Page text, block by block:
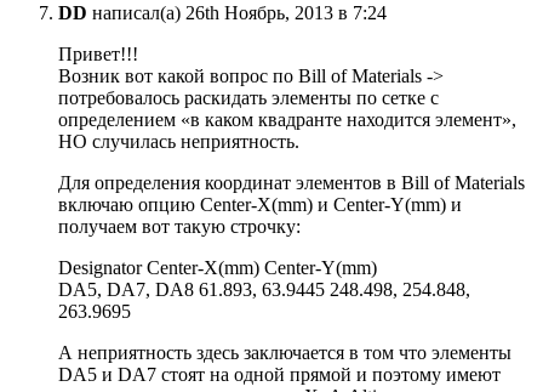
DD написал(а) 26th Ноябрь, 2013 в 7:24
Привет!!!
Возник вот какой вопрос по Bill of Materials ->
потребовалось раскидать элементы по сетке с
определением «в каком квадранте находится элемент»,
НО случилась неприятность.
Для определения координат элементов в Bill of Materials
включаю опцию Center-X(mm) и Center-Y(mm) и
получаем вот такую строчку:
Designator Center-X(mm) Center-Y(mm)
DA5, DA7, DA8 61.893, 63.9445 248.498, 254.848,
263.9695
А неприятность здесь заключается в том что элементы
DA5 и DA7 стоят на одной прямой и поэтому имеют